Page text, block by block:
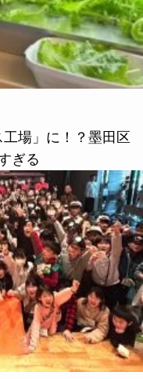
場」に！？墨田区
ぎる